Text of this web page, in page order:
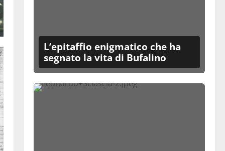
L’epitaffio enigmatico che ha
segnato la vita di Bufalino